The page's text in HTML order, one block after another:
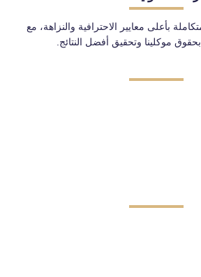
بأعلى معايير الاحترافية والنزاهة، مع
بحقوق موكلينا وتحقيق أفضل النتائج.